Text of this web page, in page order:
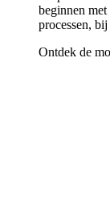
beginnen
processen,
Ontdek de